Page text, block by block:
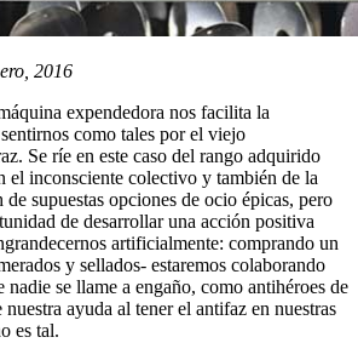
2016
expendedora nos facilita la
como tales por el viejo
Se ríe en este caso del rango adquirido
el inconsciente colectivo y también de la
supuestas opciones de ocio épicas, pero
de desarrollar una acción positiva
artificialmente: comprando un
y sellados- estaremos colaborando
se llame a engaño, como antihéroes de
ayuda al tener el antifaz en nuestras
es tal.